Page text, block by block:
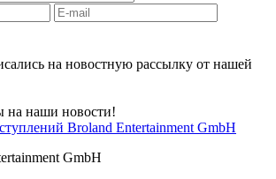
на новостную рассылку от нашей
наши новости!
GmbH